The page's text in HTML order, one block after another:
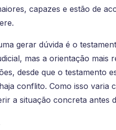
capazes e estão de
gerar dúvida é o
mas a orientação mais
desde que o testamento
conflito. Como isso varia
a situação concreta antes